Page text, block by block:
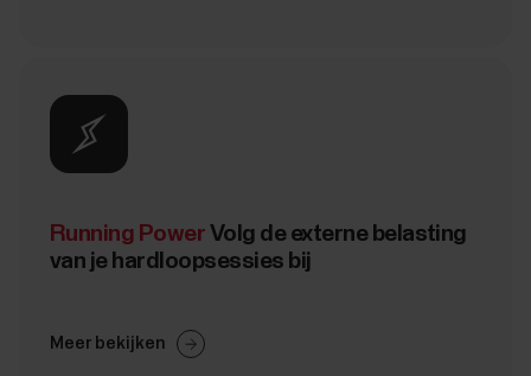
Running Power Volg de externe belasting
van je hardloopsessies bij
Meer bekijken